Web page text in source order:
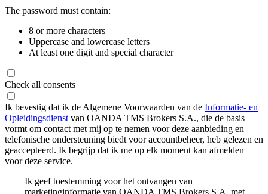
The password must contain:
8 or more characters
Uppercase and lowercase letters
At least one digit and special character
Check all consents
Ik bevestig dat ik de Algemene Voorwaarden van de Informatie- en
Opleidingsdienst van OANDA TMS Brokers S.A., die de basis
vormt om contact met mij op te nemen voor deze aanbieding en
telefonische ondersteuning biedt voor accountbeheer, heb gelezen en
geaccepteerd. Ik begrijp dat ik me op elk moment kan afmelden
voor deze service.
Ik geef toestemming voor het ontvangen van
marketinginformatie van OANDA TMS Brokers S.A. met